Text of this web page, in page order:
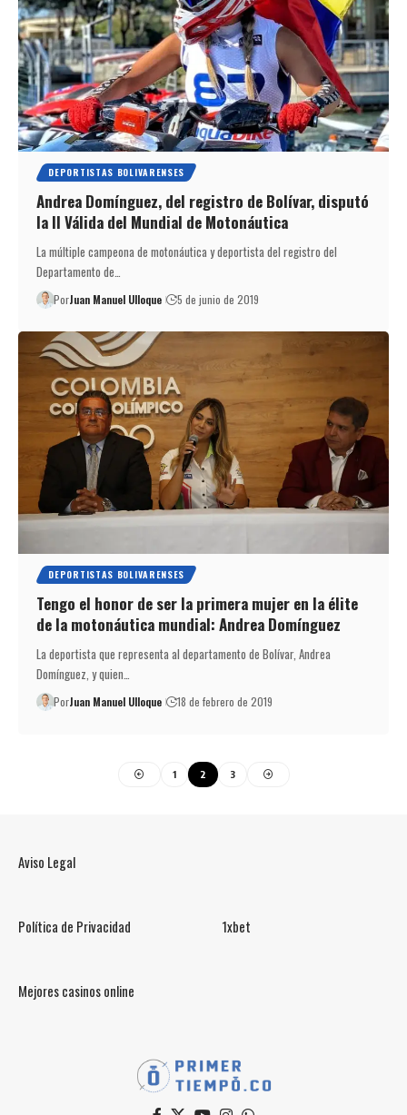
DEPORTISTAS BOLIVARENSES
Andrea Domínguez, del registro de Bolívar, disputó
la II Válida del Mundial de Motonáutica
La múltiple campeona de motonáutica y deportista del registro del
Departamento de…
PorJuan Manuel Ulloque 5 de junio de 2019
DEPORTISTAS BOLIVARENSES
Tengo el honor de ser la primera mujer en la élite
de la motonáutica mundial: Andrea Domínguez
La deportista que representa al departamento de Bolívar, Andrea
Domínguez, y quien…
PorJuan Manuel Ulloque 18 de febrero de 2019
1 2 3
Aviso Legal
Política de Privacidad 1xbet
Mejores casinos online